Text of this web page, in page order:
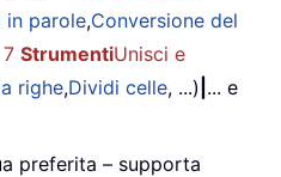
in parole,Conversione del
7 StrumentiUnisci e
righe,Dividi celle, ...) ... e
preferita – supporta